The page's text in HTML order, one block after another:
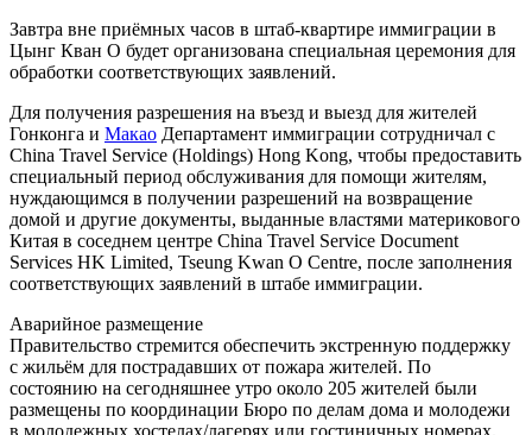
Завтра вне приёмных часов в штаб-квартире иммиграции в
Цынг Кван О будет организована специальная церемония для
обработки соответствующих заявлений.
Для получения разрешения на въезд и выезд для жителей
Гонконга и Макао Департамент иммиграции сотрудничал с
China Travel Service (Holdings) Hong Kong, чтобы предоставить
специальный период обслуживания для помощи жителям,
нуждающимся в получении разрешений на возвращение
домой и другие документы, выданные властями материкового
Китая в соседнем центре China Travel Service Document
Services HK Limited, Tseung Kwan O Centre, после заполнения
соответствующих заявлений в штабе иммиграции.
Аварийное размещение
Правительство стремится обеспечить экстренную поддержку
с жильём для пострадавших от пожара жителей. По
состоянию на сегодняшнее утро около 205 жителей были
размещены по координации Бюро по делам дома и молодежи
в молодежных хостелах/лагерях или гостиничных номерах.